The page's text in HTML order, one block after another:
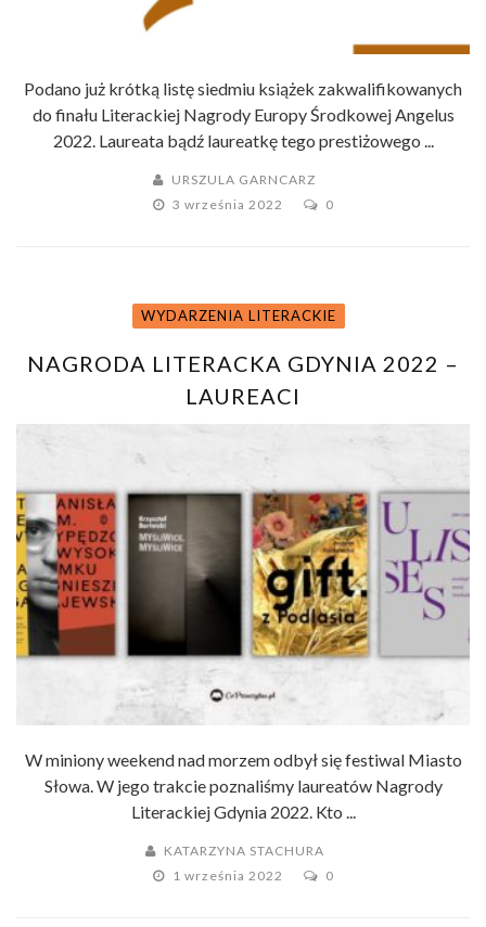
Podano już krótką listę siedmiu książek zakwalifikowanych
do finału Literackiej Nagrody Europy Środkowej Angelus
2022. Laureata bądź laureatkę tego prestiżowego ...
URSZULA GARNCARZ
3 września 2022
0
WYDARZENIA LITERACKIE
NAGRODA LITERACKA GDYNIA 2022 –
LAUREACI
W miniony weekend nad morzem odbył się festiwal Miasto
Słowa. W jego trakcie poznaliśmy laureatów Nagrody
Literackiej Gdynia 2022. Kto ...
KATARZYNA STACHURA
1 września 2022
0